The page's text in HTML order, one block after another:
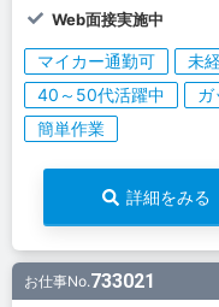
Web面接実施中
マイカー通勤可 未
40～50代活躍中
ガ
簡単作業
詳細をみる
お仕事No.733021